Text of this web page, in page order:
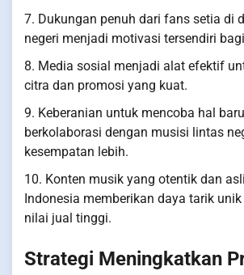
7. Dukungan penuh dari fans setia di
negeri menjadi motivasi tersendiri
8. Media sosial menjadi alat efektif
citra dan promosi yang kuat.
9. Keberanian untuk mencoba hal
berkolaborasi dengan musisi lintas
kesempatan lebih.
10. Konten musik yang otentik dan
Indonesia memberikan daya tarik
nilai jual tinggi.
Strategi Meningkatkan